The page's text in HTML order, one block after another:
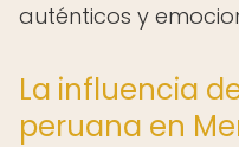
auténticos y
La influencia
peruana en